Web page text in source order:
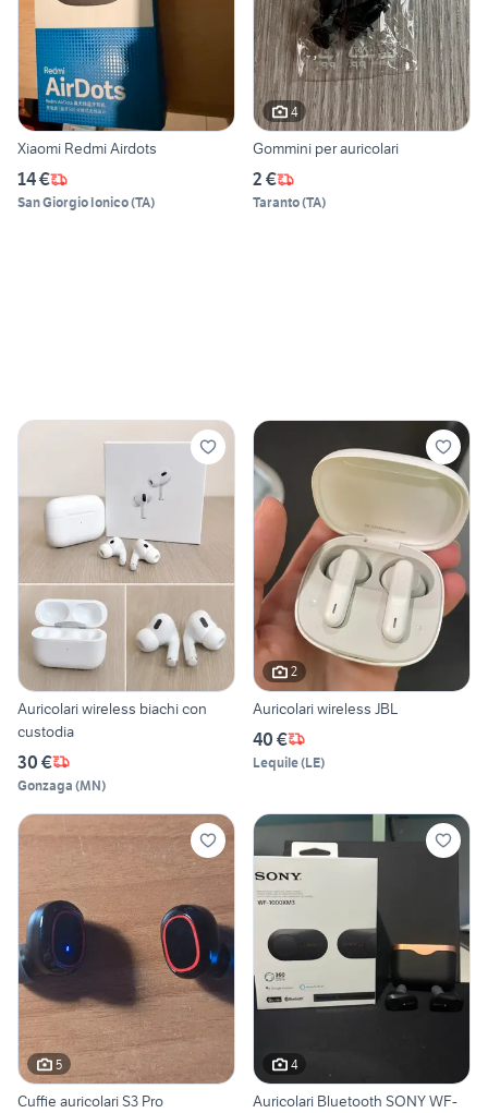
Xiaomi Redmi Airdots
14 €
San Giorgio Ionico(TA)
4
Gommini per auricolari
2 €
Taranto(TA)
Auricolari wireless biachi con
custodia
30 €
Gonzaga (MN)
2
Auricolari wireless JBL
40 €
Lequile(LE)
5
Cuffie auricolari S3 Pro
4
Auricolari Bluetooth SONY WF-